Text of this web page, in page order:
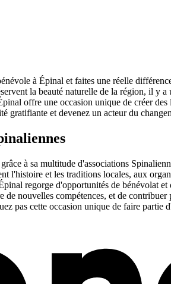
à Épinal et faites une réelle
la beauté naturelle de la région, il y
offre une occasion unique de créer
gratifiante et devenez un acteur du
à sa multitude d'associations
l'histoire et les traditions locales, aux
regorge d'opportunités de bénévolat
de nouvelles compétences, et de
pas cette occasion unique de faire